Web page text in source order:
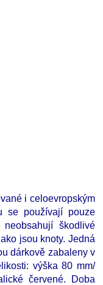
i celoevropským
se používají pouze
neobsahují škodlivé
jsou knoty. Jedná
dárkově zabaleny v
výška 80 mm/
červené. Doba